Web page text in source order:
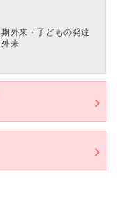
外来・子どもの発達
来